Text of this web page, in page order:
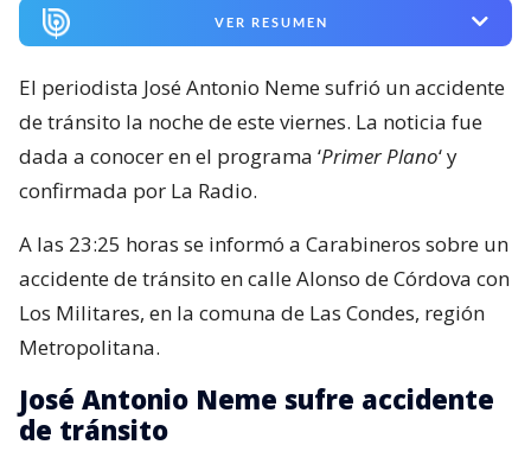
VER RESUMEN
El periodista José Antonio Neme sufrió un accidente
de tránsito la noche de este viernes. La noticia fue
dada a conocer en el programa ‘Primer Plano‘ y
confirmada por La Radio.
A las 23:25 horas se informó a Carabineros sobre un
accidente de tránsito en calle Alonso de Córdova con
Los Militares, en la comuna de Las Condes, región
Metropolitana.
José Antonio Neme sufre accidente
de tránsito